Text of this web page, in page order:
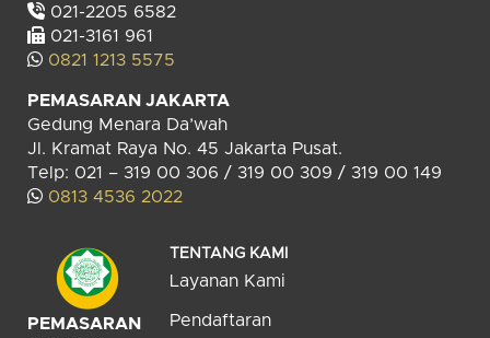
021-2205 6582
021-3161 961
0821 1213 5575
PEMASARAN JAKARTA
Gedung Menara Da’wah
Jl. Kramat Raya No. 45 Jakarta Pusat.
Telp: 021 – 319 00 306 / 319 00 309 / 319 00 149
0813 4536 2022
PEMASARAN
TENTANG KAMI
Layanan Kami
Pendaftaran